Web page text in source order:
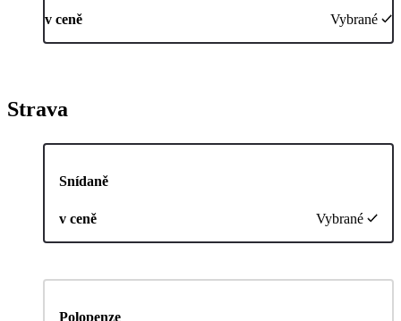
v ceně Vybrané
Strava
Snídaně
v ceně Vybrané
Polopenze